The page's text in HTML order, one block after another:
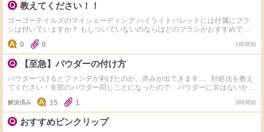
います。 二重です。 改めておすすめお願いします。 もし売ってサイズが合う
なら、ヒロインメイクにぴったりな、替えゴム販売中の、ビューラーを、知り
たいです。
教えてください！！
ゴーゴーテイルズのマイシェーディング ハイライトパレットには付属にブラ
シは付いていますか？ もしついていないのならばどのブラシがおすすめです
か？
0 0 1時間前
【至急】パウダーの付け方
パウダーつけるとファンデが剥げたのか、赤みが出てきます...。対処法を教え
てください！全部のパウダー同じことになったので、パウダーに非はないか
ットクッションファンデ
解決済み 15 1 3時間前
おすすめピンクリップ